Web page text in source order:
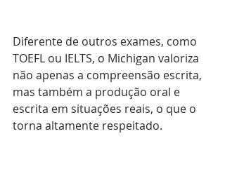
Diferente de outros exames, como
TOEFL ou IELTS, o Michigan valoriza
não apenas a compreensão escrita,
mas também a produção oral e
escrita em situações reais, o que o
torna altamente respeitado.